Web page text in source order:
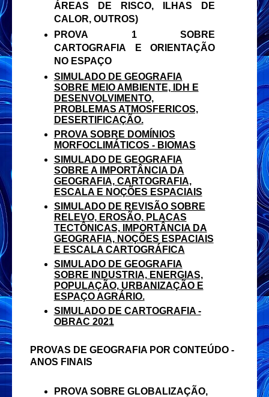
ÁREAS DE RISCO, ILHAS DE
CALOR, OUTROS)
PROVA 1 SOBRE
CARTOGRAFIA E ORIENTAÇÃO
NO ESPAÇO
SIMULADO DE GEOGRAFIA
SOBRE MEIO AMBIENTE, IDH E
DESENVOLVIMENTO,
PROBLEMAS ATMOSFERICOS,
DESERTIFICAÇÃO.
PROVA SOBRE DOMÍNIOS
MORFOCLIMÁTICOS - BIOMAS
SIMULADO DE GEOGRAFIA
SOBRE A IMPORTÂNCIA DA
GEOGRAFIA, CARTOGRAFIA,
ESCALA E NOÇÕES ESPACIAIS
SIMULADO DE REVISÃO SOBRE
RELEVO, EROSÃO, PLACAS
TECTÔNICAS, IMPORTÂNCIA DA
GEOGRAFIA, NOÇÕES ESPACIAIS
E ESCALA CARTOGRÁFICA
SIMULADO DE GEOGRAFIA
SOBRE INDUSTRIA, ENERGIAS,
POPULAÇÃO, URBANIZAÇÃO E
ESPAÇO AGRÁRIO.
SIMULADO DE CARTOGRAFIA -
OBRAC 2021
PROVAS DE GEOGRAFIA POR CONTEÚDO -
ANOS FINAIS
PROVA SOBRE GLOBALIZAÇÃO,